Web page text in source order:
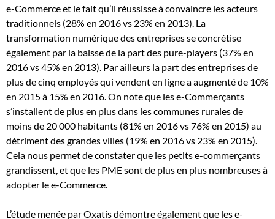
e-Commerce et le fait qu’il réussisse à convaincre les acteurs
traditionnels (28% en 2016 vs 23% en 2013). La
transformation numérique des entreprises se concrétise
également par la baisse de la part des pure-players (37% en
2016 vs 45% en 2013). Par ailleurs la part des entreprises de
plus de cinq employés qui vendent en ligne a augmenté de 10%
en 2015 à 15% en 2016. On note que les e-Commerçants
s’installent de plus en plus dans les communes rurales de
moins de 20 000 habitants (81% en 2016 vs 76% en 2015) au
détriment des grandes villes (19% en 2016 vs 23% en 2015).
Cela nous permet de constater que les petits e-commerçants
grandissent, et que les PME sont de plus en plus nombreuses à
adopter le e-Commerce.
L’étude menée par Oxatis démontre également que les e-